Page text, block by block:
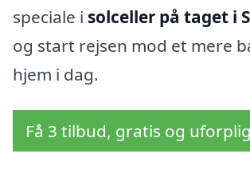
speciale i solceller på taget i
og start rejsen mod et mere
hjem i dag.
Få 3 tilbud, gratis og